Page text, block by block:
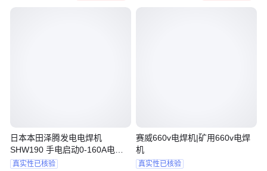
日本本田泽腾发电电焊机
SHW190 手电启动0-160A电流
调节
真实性已核验
赛威660v电焊机|矿用660v电焊
机
真实性已核验